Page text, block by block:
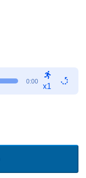
0:00
x1